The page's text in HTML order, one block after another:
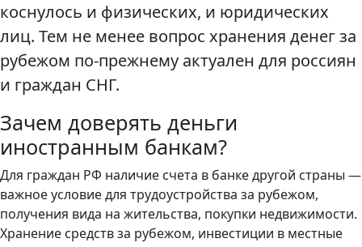
коснулось и физических, и юридических
лиц. Тем не менее вопрос хранения денег за
рубежом по-прежнему актуален для россиян
и граждан СНГ.
Зачем доверять деньги
иностранным банкам?
Для граждан РФ наличие счета в банке другой страны —
важное условие для трудоустройства за рубежом,
получения вида на жительства, покупки недвижимости.
Хранение средств за рубежом, инвестиции в местные